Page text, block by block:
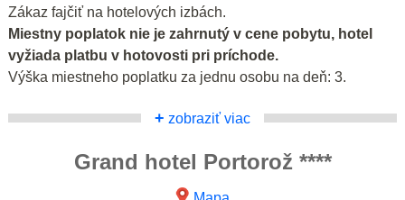
Zákaz fajčiť na hotelových izbách.
Miestny poplatok nie je zahrnutý v cene pobytu, hotel
vyžiada platbu v hotovosti pri príchode.
Výška miestneho poplatku za jednu osobu na deň: 3.
+ zobraziť viac
Grand hotel Portorož ****